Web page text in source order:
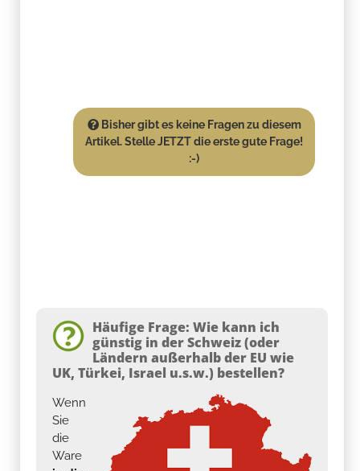
Bisher gibt es keine Fragen zu diesem
Artikel. Stelle JETZT die erste gute Frage!
:-)
Häufige Frage: Wie kann ich
günstig in der Schweiz (oder
Ländern außerhalb der EU wie
UK, Türkei, Israel u.s.w.) bestellen?
Wenn
Sie
die
Ware